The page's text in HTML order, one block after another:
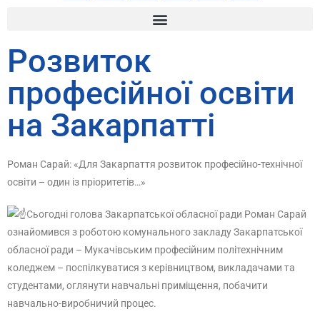
Розвиток
професійної освіти
на Закарпатті
Роман Сарай: «Для Закарпаття розвиток професійно-технічної
освіти – один із пріоритетів…»
Сьогодні голова Закарпатської обласної ради Роман Сарай
ознайомився з роботою комунального закладу Закарпатської
обласної ради – Мукачівським професійним політехнічним
коледжем – поспілкуватися з керівництвом, викладачами та
студентами, оглянути навчальні приміщення, побачити
навчально-виробничий процес.